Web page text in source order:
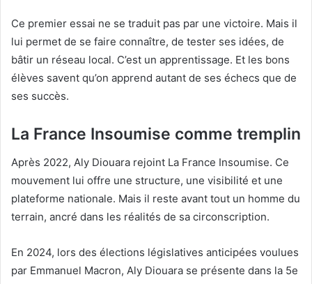
Ce premier essai ne se traduit pas par une victoire. Mais il
lui permet de se faire connaître, de tester ses idées, de
bâtir un réseau local. C’est un apprentissage. Et les bons
élèves savent qu’on apprend autant de ses échecs que de
ses succès.
La France Insoumise comme tremplin
Après 2022, Aly Diouara rejoint La France Insoumise. Ce
mouvement lui offre une structure, une visibilité et une
plateforme nationale. Mais il reste avant tout un homme du
terrain, ancré dans les réalités de sa circonscription.
En 2024, lors des élections législatives anticipées voulues
par Emmanuel Macron, Aly Diouara se présente dans la 5e